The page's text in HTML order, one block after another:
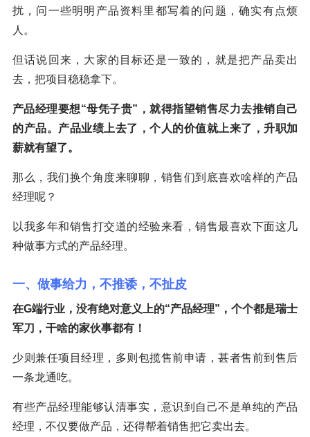
扰，问一些明明产品资料里都写着的问题，确实有点烦
人。
但话说回来，大家的目标还是一致的，就是把产品卖出
去，把项目稳稳拿下。
产品经理要想“母凭子贵”，就得指望销售尽力去推销自己
的产品。产品业绩上去了，个人的价值就上来了，升职加
薪就有望了。
那么，我们换个角度来聊聊，销售们到底喜欢啥样的产品
经理呢？
以我多年和销售打交道的经验来看，销售最喜欢下面这几
种做事方式的产品经理。
一、做事给力，不推诿，不扯皮
在G端行业，没有绝对意义上的“产品经理”，个个都是瑞士
军刀，干啥的家伙事都有！
少则兼任项目经理，多则包揽售前申请，甚者售前到售后
一条龙通吃。
有些产品经理能够认清事实，意识到自己不是单纯的产品
经理，不仅要做产品，还得帮着销售把它卖出去。